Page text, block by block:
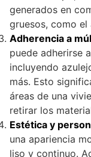
generados en
gruesos, como
Adherencia a
puede adherirse
incluyendo
más. Esto
áreas de una
retirar los
Estética y
una apariencia
liso y continuo.